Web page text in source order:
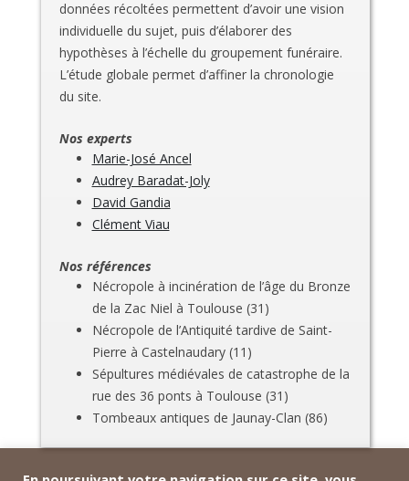
données récoltées permettent d’avoir une vision
individuelle du sujet, puis d’élaborer des
hypothèses à l’échelle du groupement funéraire.
L’étude globale permet d’affiner la chronologie
du site.
Nos experts
Marie-José Ancel
Audrey Baradat-Joly
David Gandia
Clément Viau
Nos références
Nécropole à incinération de l’âge du Bronze
de la Zac Niel à Toulouse (31)
Nécropole de l’Antiquité tardive de Saint-
Pierre à Castelnaudary (11)
Sépultures médiévales de catastrophe de la
rue des 36 ponts à Toulouse (31)
Tombeaux antiques de Jaunay-Clan (86)